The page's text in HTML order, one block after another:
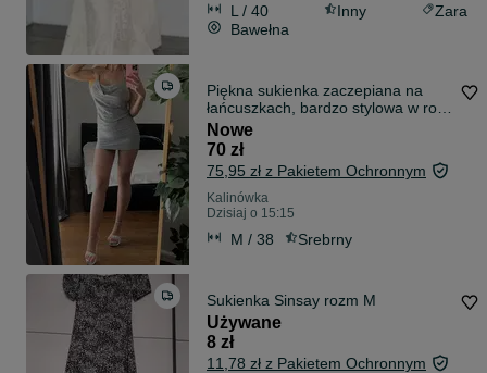
L / 40 Inny
Zara
Bawełna
Piękna sukienka zaczepiana na
łańcuszkach, bardzo stylowa w roz.
M
Nowe
70 zł
75,95 zł z Pakietem Ochronnym
Kalinówka
Dzisiaj o 15:15
M / 38 Srebrny
Sukienka Sinsay rozm M
Używane
8 zł
11,78 zł z Pakietem Ochronnym